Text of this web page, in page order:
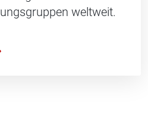
weltweit.